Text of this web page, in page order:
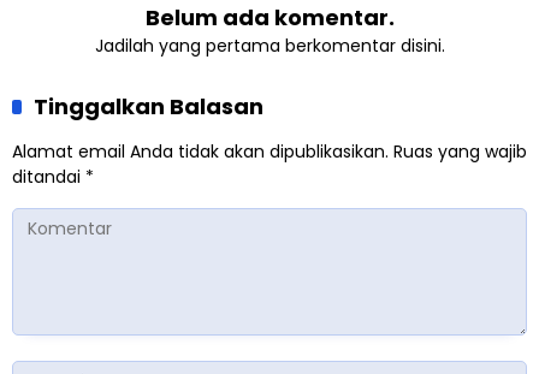
Belum ada komentar.
Jadilah yang pertama berkomentar disini.
Tinggalkan Balasan
Alamat email Anda tidak akan dipublikasikan. Ruas yang wajib
ditandai *